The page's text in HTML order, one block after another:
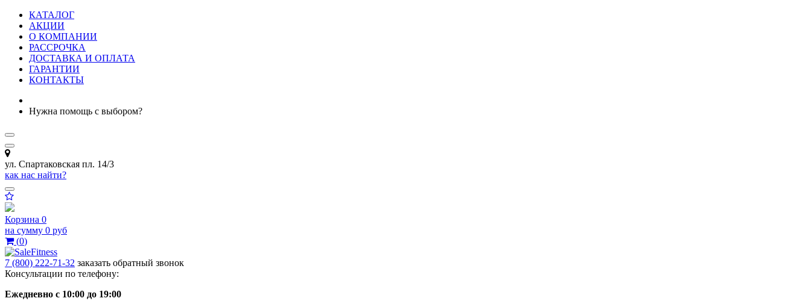
КАТАЛОГ
АКЦИИ
О КОМПАНИИ
РАССРОЧКА
ДОСТАВКА И ОПЛАТА
ГАРАНТИИ
КОНТАКТЫ
Нужна помощь с выбором?
ул. Спартаковская пл. 14/3
как нас найти?
Корзина 0
на сумму 0 руб
(0)
7 (800) 222-71-32 заказать обратный звонок
Консультации по телефону:
Ежедневно с 10:00 до 19:00